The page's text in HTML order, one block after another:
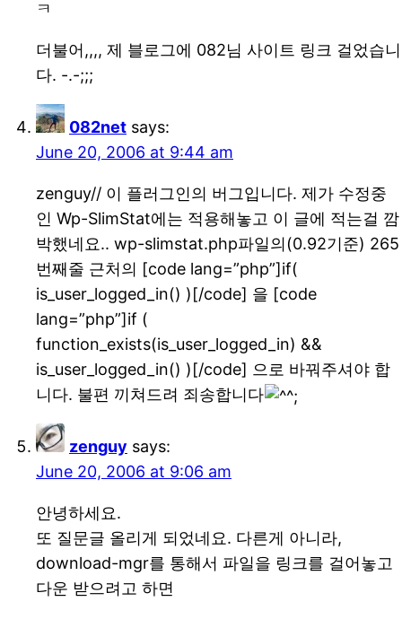
ㅋ
더불어,,,, 제 블로그에 082님 사이트 링크 걸었습니
다. -.-;;;
082net says:
June 20, 2006 at 9:44 am
zenguy// 이 플러그인의 버그입니다. 제가 수정중
인 Wp-SlimStat에는 적용해놓고 이 글에 적는걸 깜
박했네요.. wp-slimstat.php파일의(0.92기준) 265
번째줄 근처의 [code lang=”php”]if(
is_user_logged_in() )[/code] 을 [code
lang=”php”]if (
function_exists(is_user_logged_in) &&
is_user_logged_in() )[/code] 으로 바꿔주셔야 합
니다. 불편 끼쳐드려 죄송합니다
zenguy says:
June 20, 2006 at 9:06 am
안녕하세요.
또 질문글 올리게 되었네요. 다른게 아니라,
download-mgr를 통해서 파일을 링크를 걸어놓고
다운 받으려고 하면